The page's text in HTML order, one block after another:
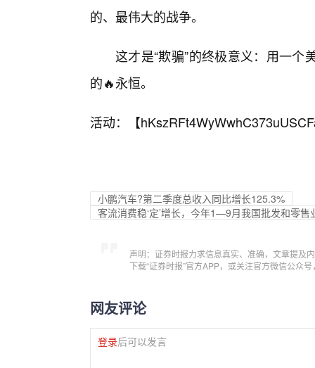
的、最伟大的战争。
这才是“欺骗”的终极意义：用一
的🔥永恒。
活动：【
小鹏汽车?第二季度总收入同比增长125.3%
客流消费稳‘定’增长，今年1—9月我国批发和零售
声明：证券时报力求信息真实、准确，文章提及
下载“证券时报”官方APP，或关注官方微信公众
网友评论
登录后可以发言